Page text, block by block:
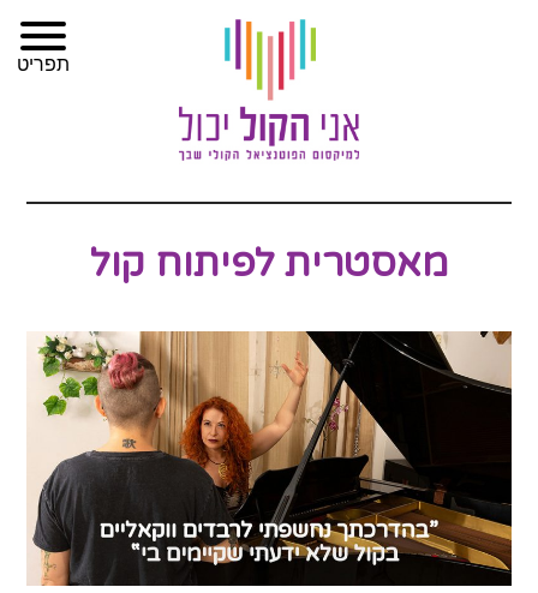
מאסטרית לפיתוח קול
תפריט